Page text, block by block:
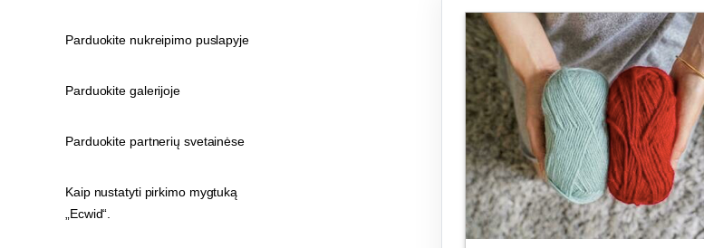
Parduokite nukreipimo puslapyje
Parduokite galerijoje
Parduokite partnerių svetainėse
Kaip nustatyti pirkimo mygtuką
„Ecwid“.